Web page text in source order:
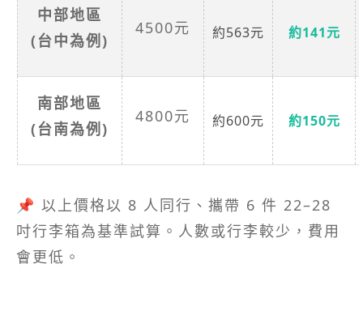
中部地區
(台中為例)
4500元 約563元 約141元
南部地區
(台南為例)
4800元 約600元 約150元
📌 以上價格以 8 人同行、攜帶 6 件 22–28
吋行李箱為基準試算。人數或行李較少，費用
會更低。